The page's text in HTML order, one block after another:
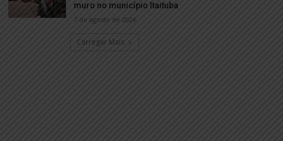
muro no município Itaituba
7 de agosto de 2026
Carregar Mais